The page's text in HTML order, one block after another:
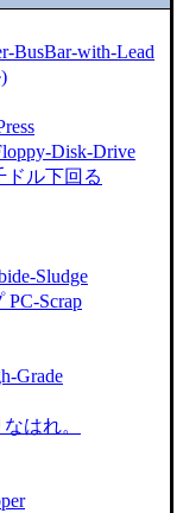
BusBar-with-Lead
Disk-Drive
ドル下回る
Sludge
Scrap
Grade
はれ。